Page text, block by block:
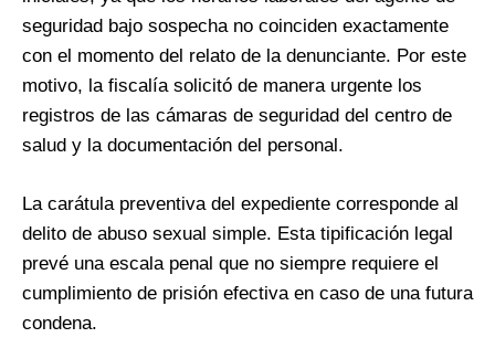
seguridad bajo sospecha no coinciden exactamente
con el momento del relato de la denunciante. Por este
motivo, la fiscalía solicitó de manera urgente los
registros de las cámaras de seguridad del centro de
salud y la documentación del personal.
La carátula preventiva del expediente corresponde al
delito de abuso sexual simple. Esta tipificación legal
prevé una escala penal que no siempre requiere el
cumplimiento de prisión efectiva en caso de una futura
condena.